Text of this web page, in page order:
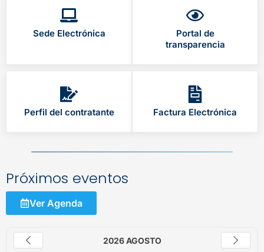
Sede Electrónica
Portal de
transparencia
Perfil del contratante Factura Electrónica
Próximos eventos
Ver Agenda
2026 AGOSTO